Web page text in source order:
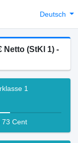
Deutsch
Netto (StKl 1) -
1
73 Cent